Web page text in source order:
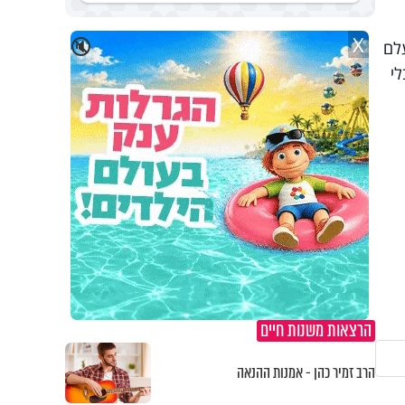
🔇 X
הרצאות משנות חיים
הרב זמיר כהן - אמנות ההנאה